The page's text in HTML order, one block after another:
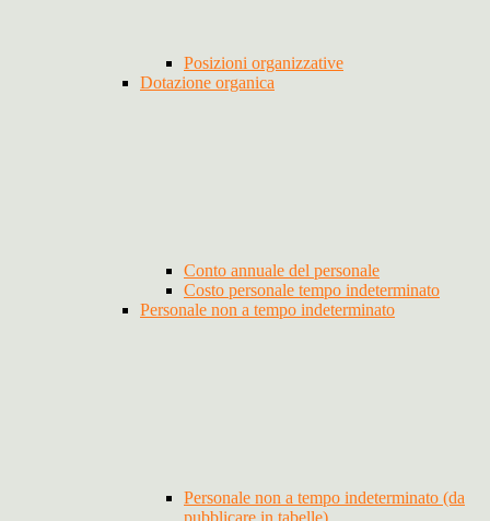
Posizioni organizzative
Dotazione organica
Conto annuale del personale
Costo personale tempo indeterminato
Personale non a tempo indeterminato
Personale non a tempo indeterminato (da